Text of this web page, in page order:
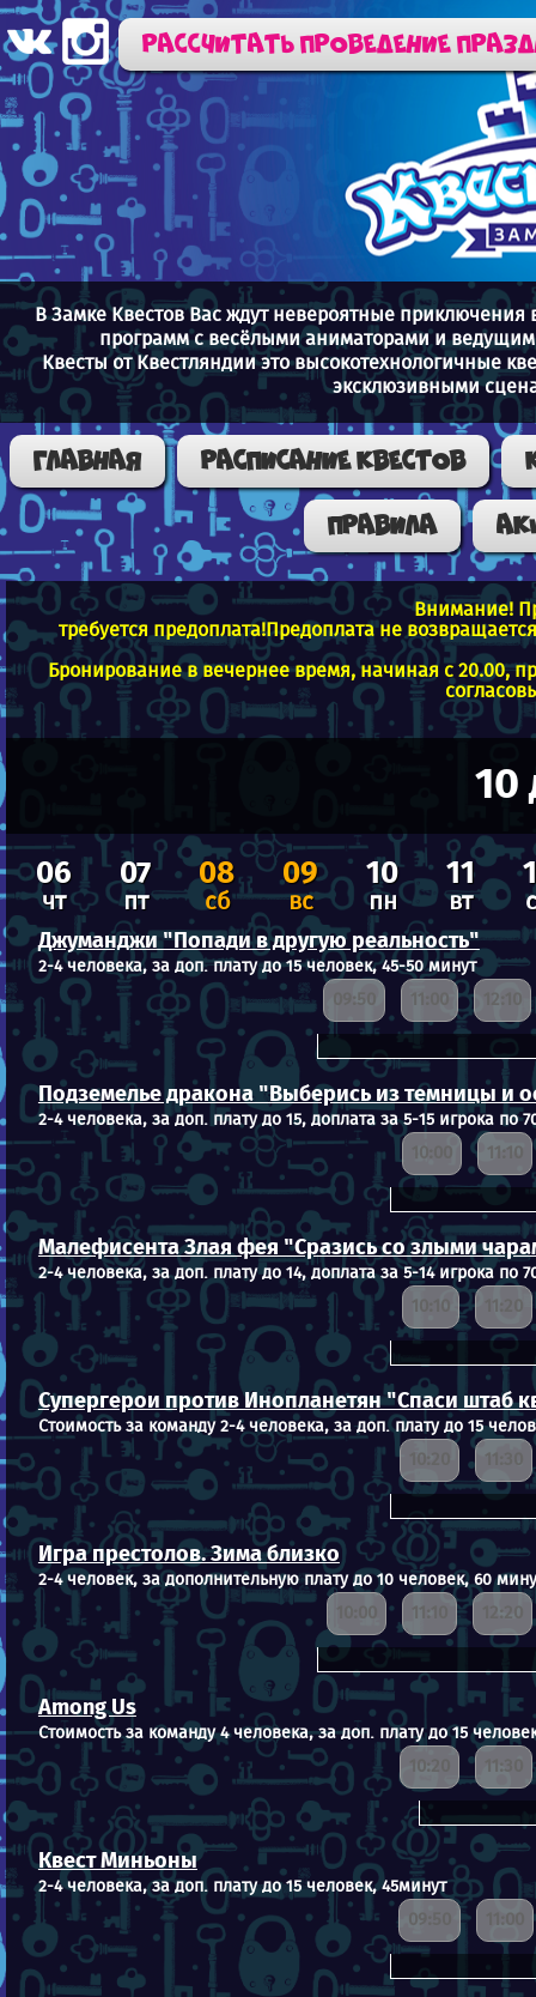
Рассчитать проведение
В Замке Квестов Вас ждут невероятные
программ с весёлыми аниматорами и
Квесты от Квестляндии это высокотехнологичные
эксклюзивными
Главная Расписание квестов
Правила
Внимание!
требуется предоплата!Предоплата не
Бронирование в вечернее время, начиная с 20.00,
10
06
чт
07
пт
08
сб
09
вс
10
пн
11
вт
Джуманджи "Попади в другую реальность"
2-4 человека, за доп. плату до 15 человек, 45-50 минут
09:50 11:00 12:10
Подземелье дракона "Выберись из темницы и
2-4 человека, за доп. плату до 15, доплата за 5-15 игрока по
10:00 11:10
Малефисента Злая фея "Сразись со злыми
2-4 человека, за доп. плату до 14, доплата за 5-14 игрока по
10:10 11:20
Супергерои против Инопланетян "Спаси штаб
Стоимость за команду 2-4 человека, за доп. плату до 15
10:20 11:30
Игра престолов. Зима близко
2-4 человек, за дополнительную плату до 10 человек, 60
10:00 11:10 12:20
Among Us
Стоимость за команду 4 человека, за доп. плату до 15
10:20 11:30
Квест Миньоны
2-4 человека, за доп. плату до 15 человек, 45минут
09:50 11:00